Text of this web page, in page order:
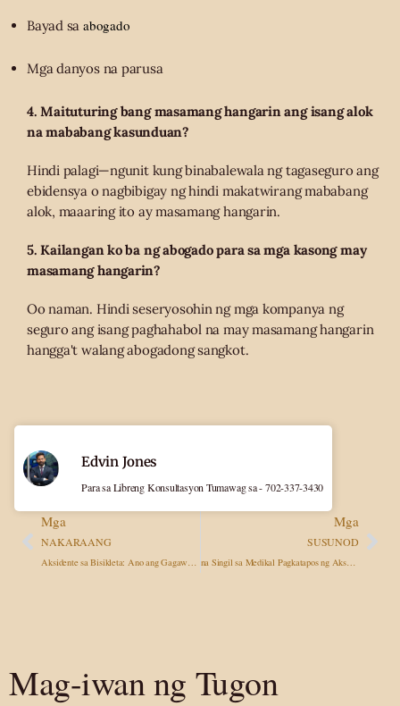
Bayad sa abogado
Mga danyos na parusa
4. Maituturing bang masamang hangarin ang isang alok
na mababang kasunduan?
Hindi palagi—ngunit kung binabalewala ng tagaseguro ang
ebidensya o nagbibigay ng hindi makatwirang mababang
alok, maaaring ito ay masamang hangarin.
5. Kailangan ko ba ng abogado para sa mga kasong may
masamang hangarin?
Oo naman. Hindi seseryosohin ng mga kompanya ng
seguro ang isang paghahabol na may masamang hangarin
hangga't walang abogadong sangkot.
Mga
NAKARAANG
Mga
SUSUNOD
na Singil sa Medikal Pagkatapos ng Aksidente: Sino ang Magbabayad, Anong Paggamot ang Makukuha Mo, at Kung Dapat Ka Bang Magbayad Bago ang Pagbabayad
Edvin Jones
Para sa Libreng Konsultasyon Tumawag sa - 702-337-3430
Mag-iwan ng Tugon